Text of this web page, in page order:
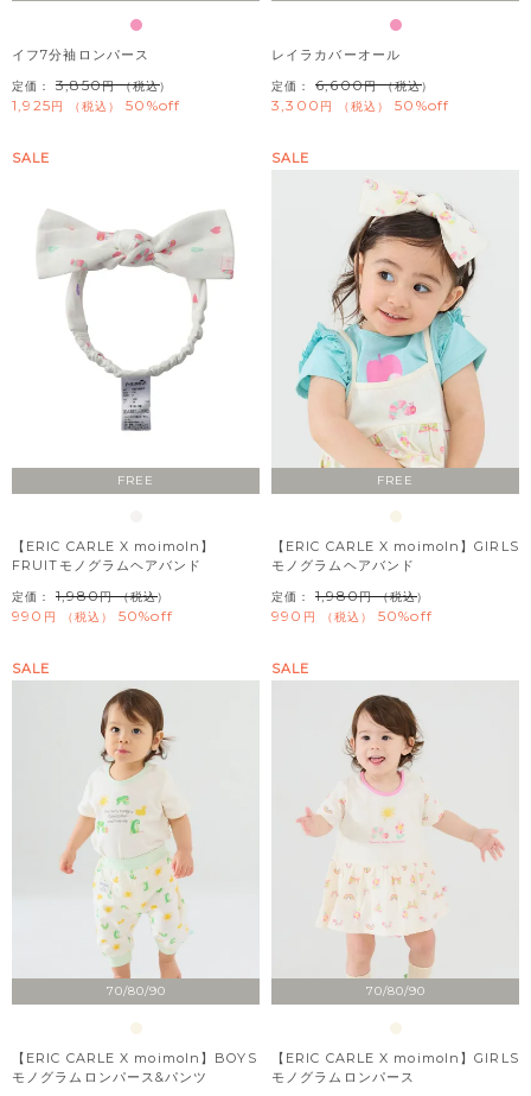
イフ7分袖ロンパース
定価： 3,850 （税込）
1,925 税込 50%off
レイラカバーオール
定価： 6,600 （税込）
3,300 税込 50%off
FREE
SALE
【ERIC CARLE X moimoln】
FRUITモノグラムヘアバンド
定価： 1,980 （税込）
990 税込 50%off
FREE
SALE
【ERIC CARLE X moimoln】GIRLS
モノグラムヘアバンド
定価： 1,980 （税込）
990 税込 50%off
70/80/90
SALE
【ERIC CARLE X moimoln】BOYS
モノグラムロンパース&パンツ
70/80/90
SALE
【ERIC CARLE X moimoln】GIRLS
モノグラムロンパース